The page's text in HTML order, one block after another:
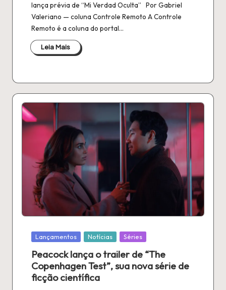
lança prévia de “Mi Verdad Oculta” Por Gabriel
Valeriano — coluna Controle Remoto A Controle
Remoto é a coluna do portal…
Leia Mais
Publicado
Lançamentos Notícias Séries
Peacock lança o trailer de “The
Copenhagen Test”, sua nova série de
ficção científica